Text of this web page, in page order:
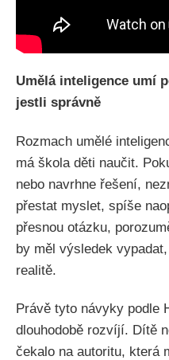
Umělá inteligence umí
jestli správně
Rozmach umělé
má škola děti naučit.
nebo navrhne řešení,
přestat myslet, spíše
přesnou otázku,
by měl výsledek
realitě.
Právě tyto návyky podle
dlouhodobě rozvíjí. Dítě
čekalo na autoritu, která